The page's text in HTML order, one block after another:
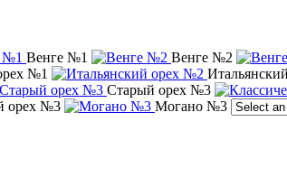
Венге №1 Венге №2
№1
Старый орех №3
орех №3
Могано №3